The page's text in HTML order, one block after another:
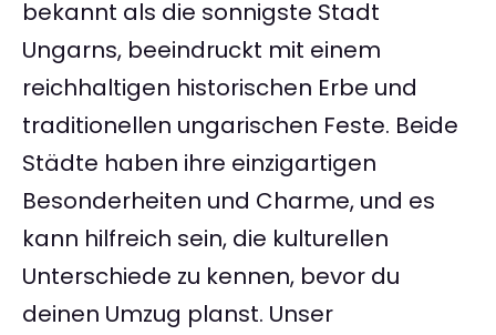
bekannt als die sonnigste Stadt
Ungarns, beeindruckt mit einem
reichhaltigen historischen Erbe und
traditionellen ungarischen Feste. Beide
Städte haben ihre einzigartigen
Besonderheiten und Charme, und es
kann hilfreich sein, die kulturellen
Unterschiede zu kennen, bevor du
deinen Umzug planst. Unser